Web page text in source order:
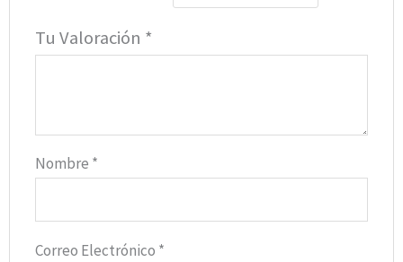
Tu Valoración *
Nombre *
Correo Electrónico *